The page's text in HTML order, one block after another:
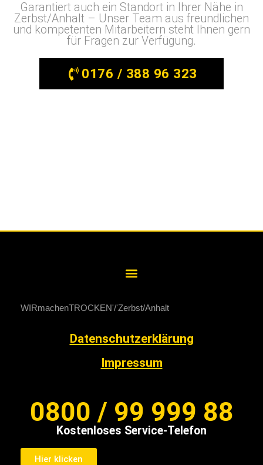
Garantiert auch ein Standort in Ihrer Nähe in
Zerbst/Anhalt – Unser Team aus freundlichen
und kompetenten Mitarbeitern steht Ihnen gern
für Fragen zur Verfügung.
0176 / 388 96 323
WIRmachenTROCKEN Zerbst/Anhalt
Datenschutzerklärung
Impressum
0800 / 99 999 88
Kostenloses Service-Telefon
Hier klicken